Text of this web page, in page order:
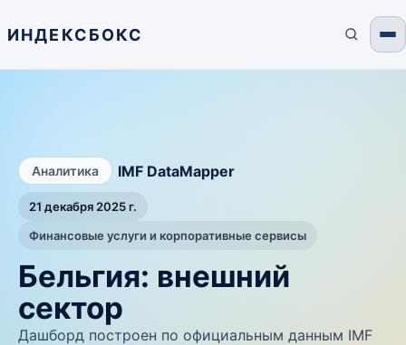
ИНДЕКСБОКС
Аналитика IMF DataMapper
21 декабря 2025 г.
Финансовые услуги и корпоративные сервисы
Бельгия: внешний
сектор
Дашборд построен по официальным данным IMF